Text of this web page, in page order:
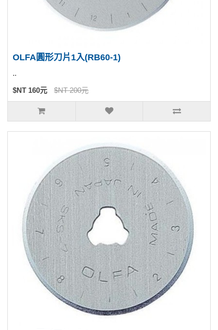
OLFA圓形刀片1入(RB60-1)
..
$NT 160元 $NT 200元